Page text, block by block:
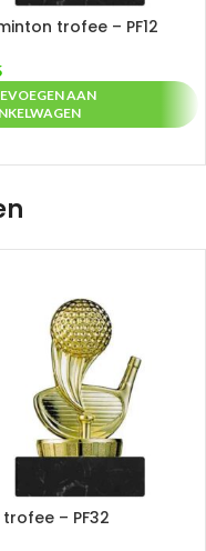
trofee – PF12
AAN
– PF32